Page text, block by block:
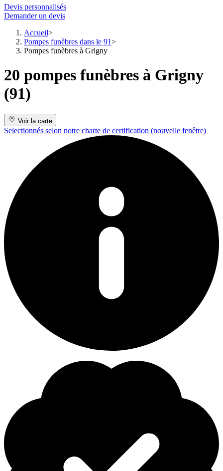
Devis personnalisés
Demander un devis
Accueil
Pompes funèbres dans le 91
Pompes funèbres à Grigny
20 pompes funèbres à Grigny
(91)
Voir la carte
Selectionnés selon notre charte de certification (nouvelle fenêtre)